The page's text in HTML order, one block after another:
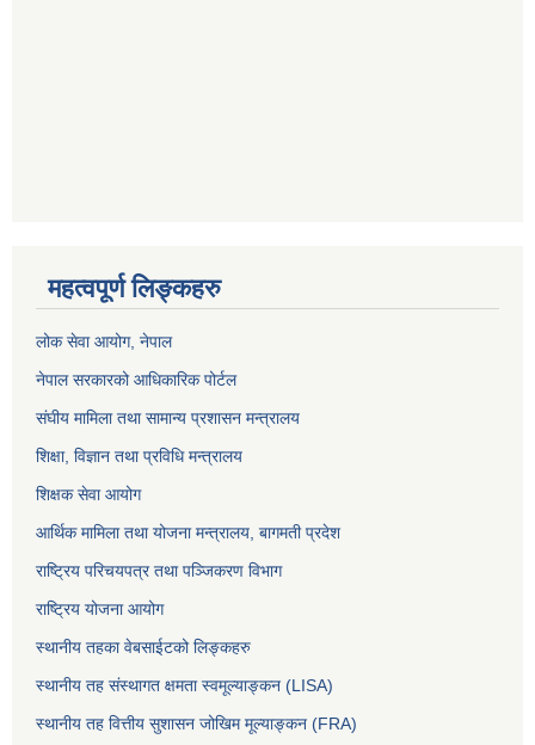
महत्वपूर्ण लिङ्कहरु
लोक सेवा आयोग, नेपाल
नेपाल सरकारको आधिकारिक पोर्टल
संघीय मामिला तथा सामान्य प्रशासन मन्त्रालय
शिक्षा, विज्ञान तथा प्रविधि मन्त्रालय
शिक्षक सेवा आयोग
आर्थिक मामिला तथा योजना मन्त्रालय, बागमती प्रदेश
राष्ट्रिय परिचयपत्र तथा पञ्जिकरण विभाग
राष्ट्रिय योजना आयोग
स्थानीय तहका वेबसाईटको लिङ्कहरु
स्थानीय तह संस्थागत क्षमता स्वमूल्याङ्कन (LISA)
स्थानीय तह वित्तीय सुशासन जोखिम मूल्याङ्कन (FRA)